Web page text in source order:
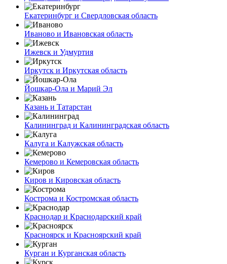
Екатеринбург и Свердловская область
Иваново и Ивановская область
Ижевск и Удмуртия
Иркутск и Иркутская область
Йошкар-Ола и Марий Эл
Казань и Татарстан
Калининград и Калининградская область
Калуга и Калужская область
Кемерово и Кемеровская область
Киров и Кировская область
Кострома и Костромская область
Краснодар и Краснодарский край
Красноярск и Красноярский край
Курган и Курганская область